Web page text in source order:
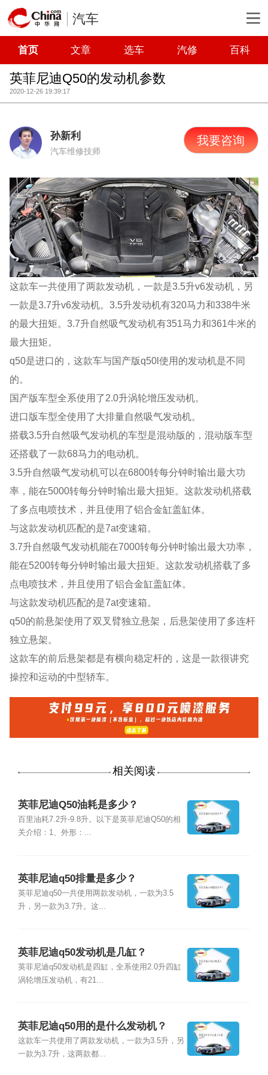
汽车
首页 文章 选车 汽修 百科
英菲尼迪Q50的发动机参数
2020-12-26 19:39:17
孙新利
汽车维修技师
我要咨询
这款车一共使用了两款发动机，一款是3.5升v6发动机，另
一款是3.7升v6发动机。3.5升发动机有320马力和338牛米
的最大扭矩。3.7升自然吸气发动机有351马力和361牛米的
最大扭矩。
q50是进口的，这款车与国产版q50l使用的发动机是不同
的。
国产版车型全系使用了2.0升涡轮增压发动机。
进口版车型全使用了大排量自然吸气发动机。
搭载3.5升自然吸气发动机的车型是混动版的，混动版车型
还搭载了一款68马力的电动机。
3.5升自然吸气发动机可以在6800转每分钟时输出最大功
率，能在5000转每分钟时输出最大扭矩。这款发动机搭载
了多点电喷技术，并且使用了铝合金缸盖缸体。
与这款发动机匹配的是7at变速箱。
3.7升自然吸气发动机能在7000转每分钟时输出最大功率，
能在5200转每分钟时输出最大扭矩。这款发动机搭载了多
点电喷技术，并且使用了铝合金缸盖缸体。
与这款发动机匹配的是7at变速箱。
q50的前悬架使用了双叉臂独立悬架，后悬架使用了多连杆
独立悬架。
这款车的前后悬架都是有横向稳定杆的，这是一款很讲究
操控和运动的中型轿车。
相关阅读
英菲尼迪Q50油耗是多少？
百里油耗7.2升-9.8升。以下是英菲尼迪Q50的相
关介绍：1、外形：...
英菲尼迪q50排量是多少？
英菲尼迪q50一共使用两款发动机，一款为3.5
升，另一款为3.7升。这...
英菲尼迪q50发动机是几缸？
英菲尼迪q50发动机是四缸，全系使用2.0升四缸
涡轮增压发动机，有21...
英菲尼迪q50用的是什么发动机？
这款车一共使用了两款发动机，一款为3.5升，另
一款为3.7升，这两款都...